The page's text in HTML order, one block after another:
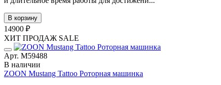
В корзину
14900 ₽
ХИТ ПРОДАЖ SALE
Арт. М59488
В наличии
ZOON Mustang Tattoo Роторная машинка